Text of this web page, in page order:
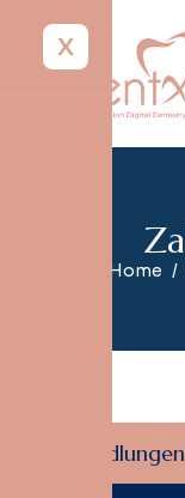
X
Za
Home
Behandlungen